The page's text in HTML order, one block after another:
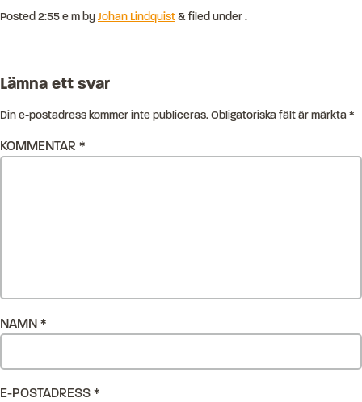
Blogg
Posted 2:55 e m byJohan Lindquist&filed under .
Lämna ett svar
Din e-postadress kommer inte publiceras.Obligatoriska fält är märkta*
KOMMENTAR *
NAMN *
E-POSTADRESS *